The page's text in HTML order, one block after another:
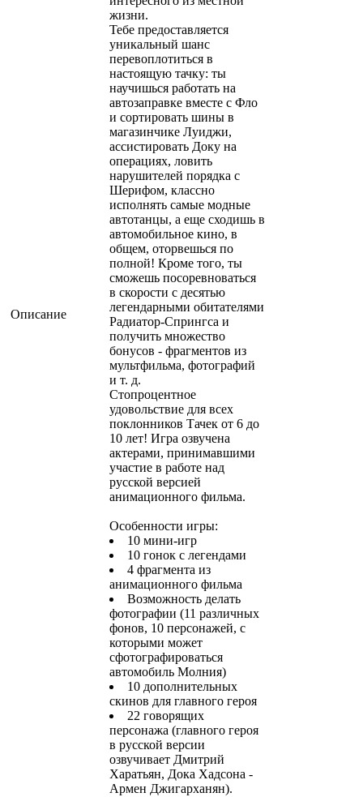
Описание
жизни.
Тебе предоставляется
уникальный шанс
перевоплотиться в
настоящую тачку: ты
научишься работать на
автозаправке вместе с Фло
и сортировать шины в
магазинчике Луиджи,
ассистировать Доку на
операциях, ловить
нарушителей порядка с
Шерифом, классно
исполнять самые модные
автотанцы, а еще сходишь в
автомобильное кино, в
общем, оторвешься по
полной! Кроме того, ты
сможешь посоревноваться
в скорости с десятью
легендарными обитателями
Радиатор-Спрингса и
получить множество
бонусов - фрагментов из
мультфильма, фотографий
и т. д.
Стопроцентное
удовольствие для всех
поклонников Тачек от 6 до
10 лет! Игра озвучена
актерами, принимавшими
участие в работе над
русской версией
анимационного фильма.
Особенности игры:
10 мини-игр
10 гонок с легендами
4 фрагмента из
анимационного фильма
Возможность делать
фотографии (11 различных
фонов, 10 персонажей, с
которыми может
сфотографироваться
автомобиль Молния)
10 дополнительных
скинов для главного героя
22 говорящих
персонажа (главного героя
в русской версии
озвучивает Дмитрий
Харатьян, Дока Хадсона -
Армен Джигарханян).